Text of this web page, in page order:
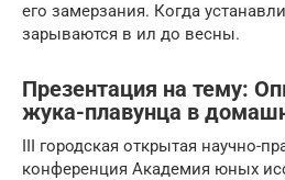
его замерзания. Когда
зарываются в ил до весны.
Презентация на тему:
жука-плавунца в
III городская открытая научно-
конференция Академия юных